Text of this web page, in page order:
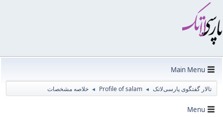
Main Menu
تالار گفتگوی پارسی‌لاتک ◄
Profile of salam
◄ خلاصه مشخصات
Menu